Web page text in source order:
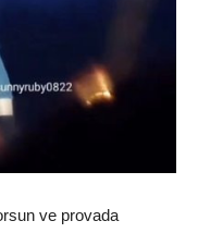
ve provada